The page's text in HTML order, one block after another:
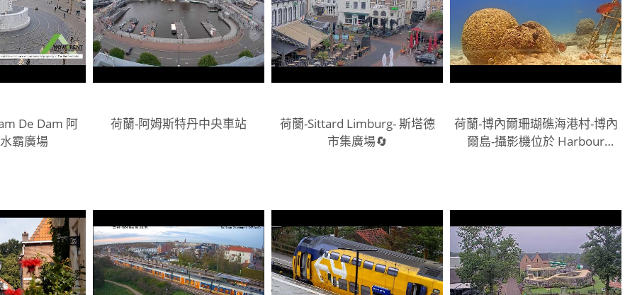
De Dam 阿
霸廣場
荷蘭-阿姆斯特丹中央車站
荷蘭-Sittard Limburg- 斯塔德
市集廣場🔄
荷蘭-博內爾珊瑚礁海港村-博內
爾島-攝影機位於 Harbour